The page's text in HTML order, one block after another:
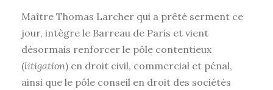
Maître Thomas Larcher qui a prêté serment ce
jour, intègre le Barreau de Paris et vient
désormais renforcer le pôle contentieux
(litigation) en droit civil, commercial et pénal,
ainsi que le pôle conseil en droit des sociétés